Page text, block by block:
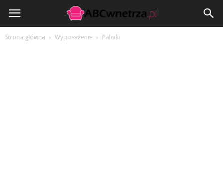
ABCwnetrza.pl
Strona główna Wyposażenie Palniki